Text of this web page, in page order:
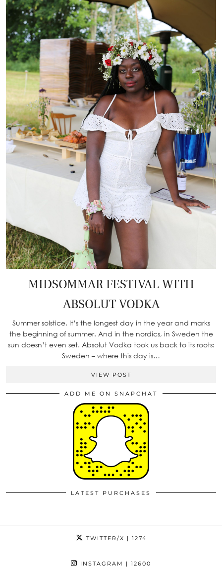
MIDSOMMAR FESTIVAL WITH
ABSOLUT VODKA
Summer solstice. It’s the longest day in the year and marks
the beginning of summer. And in the nordics, in Sweden the
sun doesn’t even set. Absolut Vodka took us back to its roots:
Sweden – where this day is…
VIEW POST
ADD ME ON SNAPCHAT
LATEST PURCHASES
TWITTER/X | 1274
INSTAGRAM | 12600